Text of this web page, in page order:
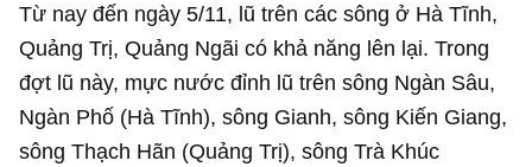
Từ nay đến ngày 5/11, lũ trên các sông ở Hà Tĩnh,
Quảng Trị, Quảng Ngãi có khả năng lên lại. Trong
đợt lũ này, mực nước đỉnh lũ trên sông Ngàn Sâu,
Ngàn Phố (Hà Tĩnh), sông Gianh, sông Kiến Giang,
sông Thạch Hãn (Quảng Trị), sông Trà Khúc